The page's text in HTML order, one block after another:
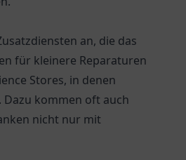
an, die das
für kleinere Reparaturen
Stores, in denen
kommen oft auch
nicht nur mit